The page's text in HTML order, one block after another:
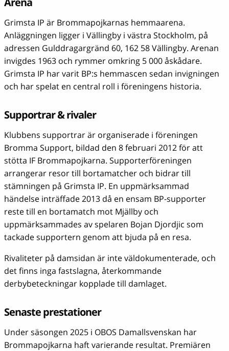
Grimsta IP är Brommapojkarnas hemmaarena.
Anläggningen ligger i Vällingby i västra Stockholm, på
adressen Gulddragargränd 60, 162 58 Vällingby. Arenan
invigdes 1963 och rymmer omkring 5 000 åskådare.
Grimsta IP har varit BP:s hemmascen sedan invigningen
och har spelat en central roll i föreningens historia.
Supportrar & rivaler
Klubbens supportrar är organiserade i föreningen
Bromma Support, bildad den 8 februari 2012 för att
stötta IF Brommapojkarna. Supporterföreningen
arrangerar resor till bortamatcher och bidrar till
stämningen på Grimsta IP. En uppmärksammad
händelse inträffade 2013 då en ensam BP-supporter
reste till en bortamatch mot Mjällby och
uppmärksammades av spelaren Bojan Djordjic som
tackade supportern genom att bjuda på en resa.
Rivaliteter på damsidan är inte väldokumenterade, och
det finns inga fastslagna, återkommande
derbybeteckningar kopplade till damlaget.
Senaste prestationer
Under säsongen 2025 i OBOS Damallsvenskan har
Brommapojkarna haft varierande resultat. Premiären